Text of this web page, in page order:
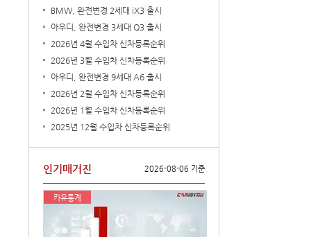
BMW, 완전변경 2세대 iX3 출시
아우디, 완전변경 3세대 Q3 출시
2026년 4월 수입차 신차등록순위
2026년 3월 수입차 신차등록순위
아우디, 완전변경 9세대 A6 출시
2026년 2월 수입차 신차등록순위
2026년 1월 수입차 신차등록순위
2025년 12월 수입차 신차등록순위
인기매거진 2026-08-06 기준
카유통계